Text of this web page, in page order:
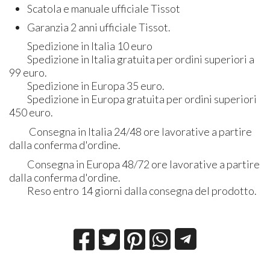
Scatola e manuale ufficiale Tissot
Garanzia 2 anni ufficiale Tissot.
Spedizione in Italia 10 euro
Spedizione in Italia gratuita per ordini superiori a
99 euro.
Spedizione in Europa 35 euro.
Spedizione in Europa gratuita per ordini superiori
450 euro.
Consegna in Italia 24/48 ore lavorative a partire
dalla conferma d'ordine.
Consegna in Europa 48/72 ore lavorative a partire
dalla conferma d'ordine.
Reso entro 14 giorni dalla consegna del prodotto.